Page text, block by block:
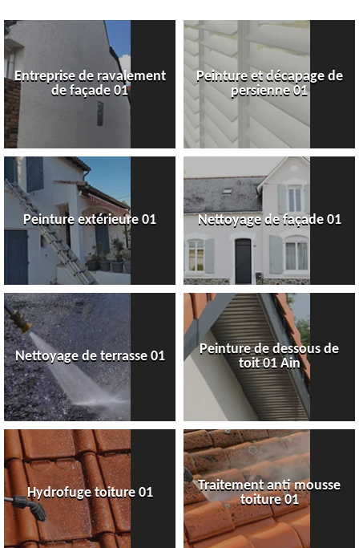
Entreprise de ravalement
de façade 01
Peinture et décapage de
persienne 01
Peinture extérieure 01 Nettoyage de façade 01
Nettoyage de terrasse 01
Peinture de dessous de
toit 01 Ain
Hydrofuge toiture 01
Traitement anti mousse
toiture 01